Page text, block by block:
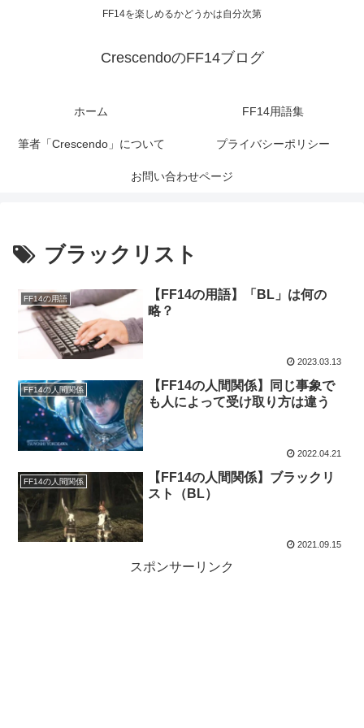
FF14を楽しめるかどうかは自分次第
CrescendoのFF14ブログ
ホーム FF14用語集
筆者「Crescendo」について プライバシーポリシー
お問い合わせページ
ブラックリスト
FF14の用語
【FF14の用語】「BL」は何の
略？
2023.03.13
FF14の人間関係
【FF14の人間関係】同じ事象で
も人によって受け取り方は違う
2022.04.21
FF14の人間関係
【FF14の人間関係】ブラックリ
スト（BL）
2021.09.15
スポンサーリンク